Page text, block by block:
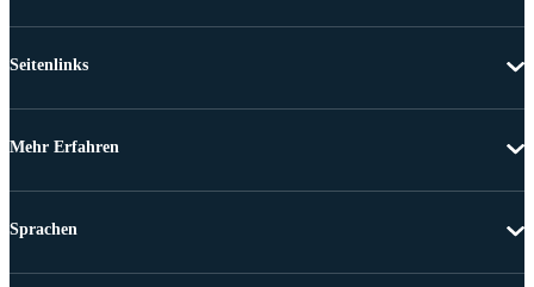
Seitenlinks
Mehr Erfahren
Sprachen